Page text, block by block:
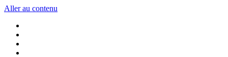
Aller au contenu